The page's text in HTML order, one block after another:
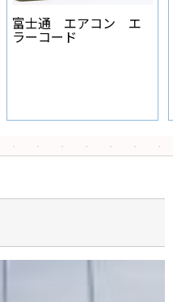
nas openmediavault 共
有フォルダが消せない